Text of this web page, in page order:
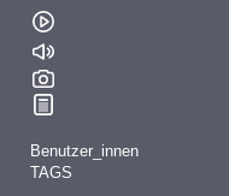
Benutzer_innen
TAGS